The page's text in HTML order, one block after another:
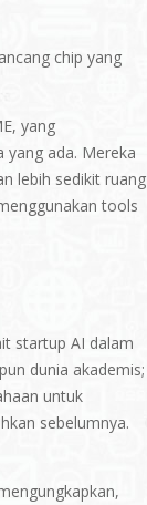
chip yang
yang
yang ada. Mereka
lebih sedikit ruang
tools
startup AI dalam
dunia akademis;
untuk
sebelumnya.